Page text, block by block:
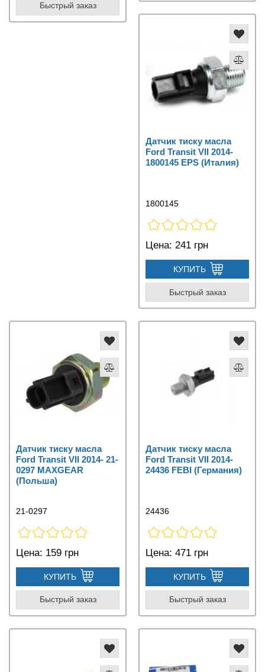
Быстрый заказ
Датчик тиску масла
Ford Transit VII 2014-
1800145 EPS (Италия)
1800145
Цена: 241 грн
КУПИТЬ
Быстрый заказ
Датчик тиску масла
Ford Transit VII 2014- 21-
0297 MAXGEAR
(Польша)
21-0297
Цена: 159 грн
КУПИТЬ
Быстрый заказ
Датчик тиску масла
Ford Transit VII 2014-
24436 FEBI (Германия)
24436
Цена: 471 грн
КУПИТЬ
Быстрый заказ